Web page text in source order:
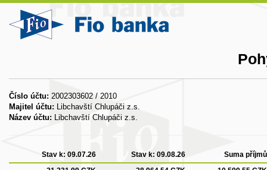
Číslo účtu: 2002303602 / 2010
Majitel účtu: Libchavští Chlupáči z.s.
Název účtu: Libchavští Chlupáči z.s.
Stav k: 09.07.26 Stav k: 09.08.26
Suma příjmů